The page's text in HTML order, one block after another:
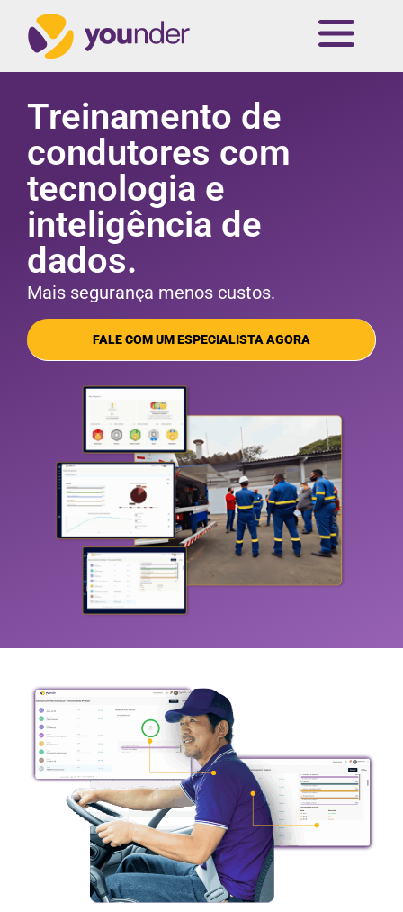
Treinamento de
condutores com
tecnologia e
inteligência de
dados.
Mais segurança menos custos.
FALE COM UM ESPECIALISTA AGORA